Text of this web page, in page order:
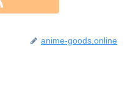
anime-goods.online